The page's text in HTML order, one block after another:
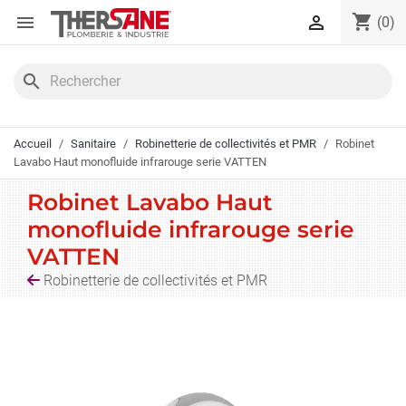
Panneau de gestion des cookies
 shopping_cart (0)

search
Accueil Sanitaire Robinetterie de collectivités et PMR
Robinet
Lavabo Haut monofluide infrarouge serie VATTEN
Robinet Lavabo Haut
monofluide infrarouge serie
VATTEN
Robinetterie de collectivités et PMR